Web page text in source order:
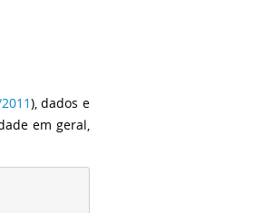
), dados e
em geral,